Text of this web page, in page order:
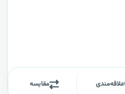
علاقه‌مندی مقایسه